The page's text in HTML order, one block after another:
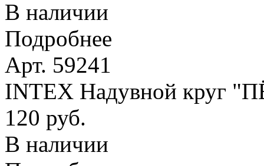
В наличии
Подробнее
Арт. 59241
INTEX Надувной круг
120 руб.
В наличии